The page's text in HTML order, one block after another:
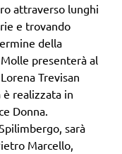
attraverso lunghi
e trovando
della
presenterà al
Trevisan
è realizzata in
Donna.
sarà
Marcello,